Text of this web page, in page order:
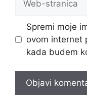
stranica
Spremi moje
ovom internet
kada budem